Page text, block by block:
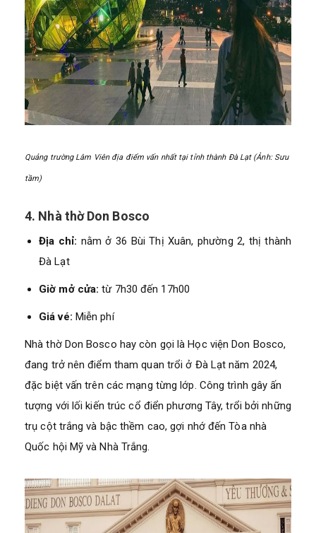
Quảng trường Lâm Viên địa điểm vấn nhất tại tỉnh thành Đà Lạt (Ảnh: Sưu
tầm)
4. Nhà thờ Don Bosco
Địa chỉ: nằm ở 36 Bùi Thị Xuân, phường 2, thị thành
Đà Lạt
Giờ mở cửa: từ 7h30 đến 17h00
Giá vé: Miễn phí
Nhà thờ Don Bosco hay còn gọi là Học viện Don Bosco,
đang trở nên điểm tham quan trổi ở Đà Lạt năm 2024,
đặc biệt vấn trên các mạng từng lớp. Công trình gây ấn
tượng với lối kiến trúc cổ điển phương Tây, trổi bởi những
trụ cột trắng và bậc thềm cao, gợi nhớ đến Tòa nhà
Quốc hội Mỹ và Nhà Trắng.